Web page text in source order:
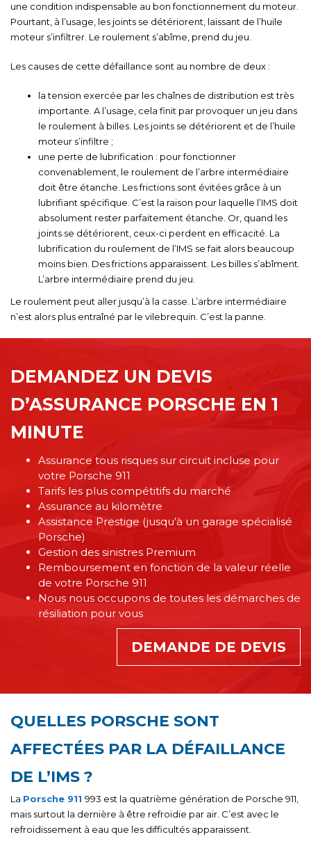
une condition indispensable au bon fonctionnement du moteur.
Pourtant, à l’usage, les joints se détériorent, laissant de l’huile
moteur s’infiltrer. Le roulement s’abîme, prend du jeu.
Les causes de cette défaillance sont au nombre de deux :
la tension exercée par les chaînes de distribution est très
importante. A l’usage, cela finit par provoquer un jeu dans
le roulement à billes. Les joints se détériorent et de l’huile
moteur s’infiltre ;
une perte de lubrification : pour fonctionner
convenablement, le roulement de l’arbre intermédiaire
doit être étanche. Les frictions sont évitées grâce à un
lubrifiant spécifique. C’est la raison pour laquelle l’IMS doit
absolument rester parfaitement étanche. Or, quand les
joints se détériorent, ceux-ci perdent en efficacité. La
lubrification du roulement de l’IMS se fait alors beaucoup
moins bien. Des frictions apparaissent. Les billes s’abîment.
L’arbre intermédiaire prend du jeu.
Le roulement peut aller jusqu’à la casse. L’arbre intermédiaire
n’est alors plus entraîné par le vilebrequin. C’est la panne.
DEMANDEZ UN DEVIS
D’ASSURANCE PORSCHE EN 1
MINUTE
Assurance tous risques sur circuit incluse pour
votre Porsche 911
Tarifs les plus compétitifs du marché
Assurance au kilomètre
Assistance Prestige (jusqu’à un garage spécialisé
Porsche)
Gestion des sinistres Premium
Remboursement en fonction de la valeur réelle
de votre Porsche 911
Nous nous occupons de toutes les démarches de
résiliation pour vous
DEMANDE DE DEVIS
QUELLES PORSCHE SONT
AFFECTÉES PAR LA DÉFAILLANCE
DE L’IMS ?
La Porsche 911 993 est la quatrième génération de Porsche 911,
mais surtout la dernière à être refroidie par air. C’est avec le
refroidissement à eau que les difficultés apparaissent.